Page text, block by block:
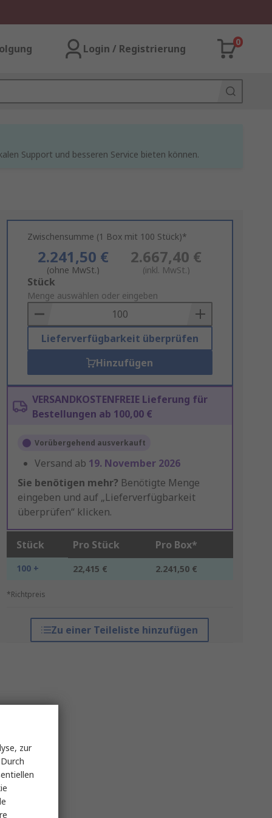
Login / Registrierung
0
Support und besseren Service bieten können.
Zwischensumme (1 Box mit 100 Stück)*
2.241,50 €
(ohne MwSt.)
2.667,40 €
(inkl. MwSt.)
Add
to
Basket
Stück
Menge auswählen oder eingeben
Lieferverfügbarkeit überprüfen
Hinzufügen
VERSANDKOSTENFREIE Lieferung für
Bestellungen ab 100,00 €
Vorübergehend ausverkauft
Versand ab 19. November 2026
Sie benötigen mehr? Benötigte Menge
eingeben und auf „Lieferverfügbarkeit
überprüfen“ klicken.
Stück Pro Stück Pro Box*
100 + 22,415 € 2.241,50 €
*Richtpreis
Zu einer Teileliste hinzufügen
zur